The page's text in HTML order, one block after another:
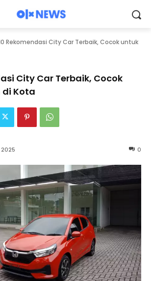
Rekomendasi City Car Terbaik, Cocok untuk
City Car Terbaik, Cocok
di Kota
0
2025